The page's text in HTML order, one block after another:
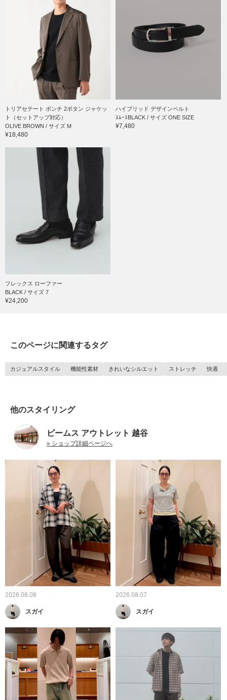
トリアセテート ポンチ 2ボタン ジャケッ
ト（セットアップ対応）
OLIVE BROWN / サイズ M
¥18,480
ハイブリッド デザインベルト
ｽﾑｰｽBLACK / サイズ ONE SIZE
¥7,480
フレックス ローファー
BLACK / サイズ 7
¥24,200
このページに関連するタグ
カジュアルスタイル 機能性素材 きれいなシルエット ストレッチ 快適
他のスタイリング
ビームス アウトレット 越谷
» ショップ詳細ページへ
2026.08.08
スガイ
2026.08.07
スガイ